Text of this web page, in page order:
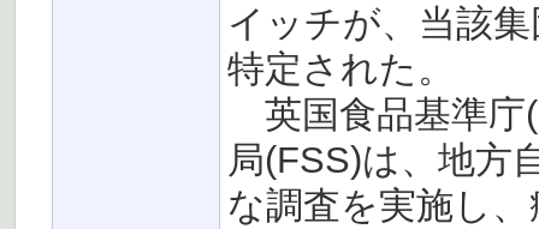
イッチが、当該
特定された。
英国食品基準庁
局(FSS)は、地方
な調査を実施し